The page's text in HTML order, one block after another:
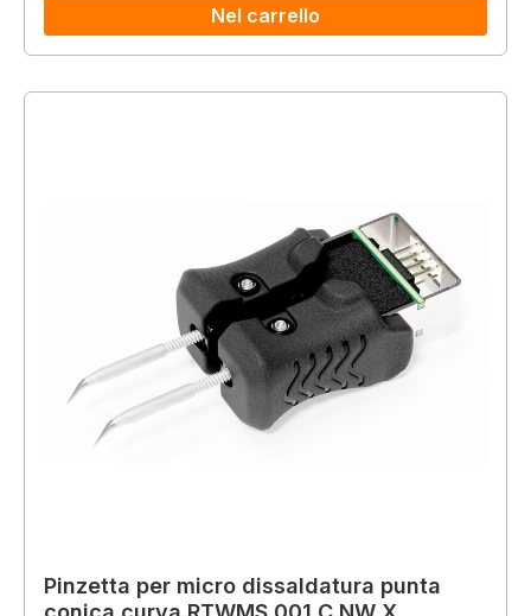
Nel carrello
Pinzetta per micro dissaldatura punta